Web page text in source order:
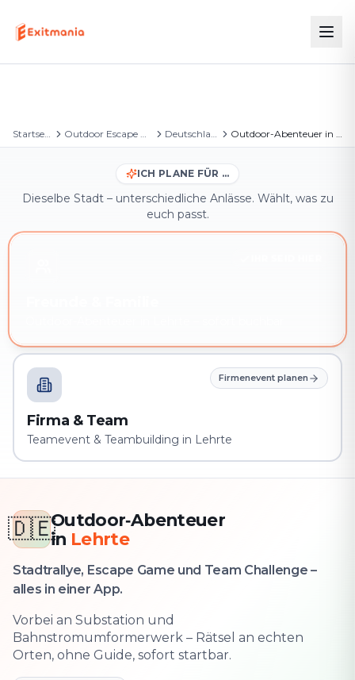
Startseite Outdoor Escape Games Deutschland Outdoor-Abenteuer in Lehrte
ICH PLANE FÜR …
Dieselbe Stadt – unterschiedliche Anlässe. Wählt, was zu
euch passt.
Firmenevent planen
Firma & Team
Teamevent & Teambuilding in Lehrte
🇩🇪Outdoor‑Abenteuer
in Lehrte
Stadtrallye, Escape Game und Team Challenge –
alles in einer App.
Vorbei an Substation und
Bahnstromumformerwerk – Rätsel an echten
Orten, ohne Guide, sofort startbar.